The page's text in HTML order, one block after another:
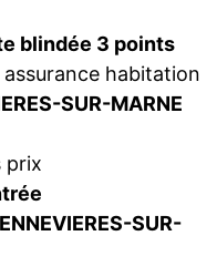
blindée 3 points
habitation
SUR-MARNE
prix
SUR-